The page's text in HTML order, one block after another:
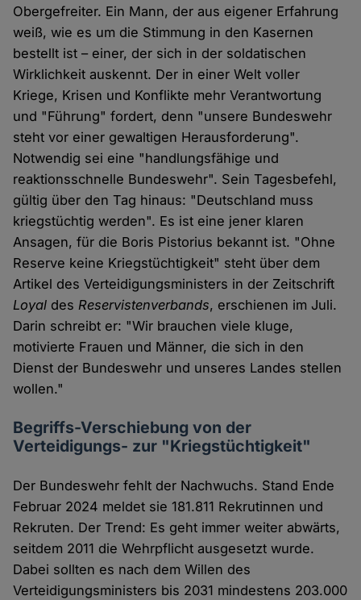
Obergefreiter. Ein Mann, der aus eigener Erfahrung
weiß, wie es um die Stimmung in den Kasernen
bestellt ist – einer, der sich in der soldatischen
Wirklichkeit auskennt. Der in einer Welt voller
Kriege, Krisen und Konflikte mehr Verantwortung
und "Führung" fordert, denn "unsere Bundeswehr
steht vor einer gewaltigen Herausforderung".
Notwendig sei eine "handlungsfähige und
reaktionsschnelle Bundeswehr". Sein Tagesbefehl,
gültig über den Tag hinaus: "Deutschland muss
kriegstüchtig werden". Es ist eine jener klaren
Ansagen, für die Boris Pistorius bekannt ist. "Ohne
Reserve keine Kriegstüchtigkeit" steht über dem
Artikel des Verteidigungsministers in der Zeitschrift
Loyal desReservistenverbands, erschienen im Juli.
Darin schreibt er: "Wir brauchen viele kluge,
motivierte Frauen und Männer, die sich in den
Dienst der Bundeswehr und unseres Landes stellen
wollen."
Begriffs-Verschiebung von der
Verteidigungs- zur "Kriegstüchtigkeit"
Der Bundeswehr fehlt der Nachwuchs. Stand Ende
Februar 2024 meldet sie 181.811 Rekrutinnen und
Rekruten. Der Trend: Es geht immer weiter abwärts,
seitdem 2011 die Wehrpflicht ausgesetzt wurde.
Dabei sollten es nach dem Willen des
Verteidigungsministers bis 2031 mindestens 203.000